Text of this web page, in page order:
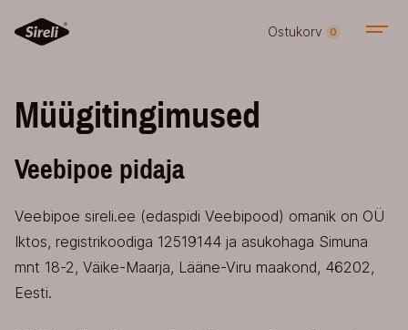
Ostukorv 0
Müügitingimused
Veebipoe pidaja
Veebipoe sireli.ee (edaspidi Veebipood) omanik on OÜ
Iktos, registrikoodiga 12519144 ja asukohaga Simuna
mnt 18-2, Väike-Maarja, Lääne-Viru maakond, 46202,
Eesti.